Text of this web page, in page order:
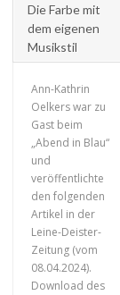
Die Farbe mit
dem eigenen
Musikstil
+
Ann-Kathrin
Oelkers war zu
Gast beim
„Abend in Blau“
und
veröffentlichte
den folgenden
Artikel in der
Leine-Deister-
Zeitung (vom
08.04.2024).
Download des